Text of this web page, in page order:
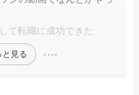
て転職に成功できた
と見る